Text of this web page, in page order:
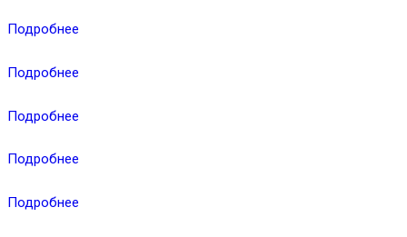
Подробнее
Подробнее
Подробнее
Подробнее
Подробнее